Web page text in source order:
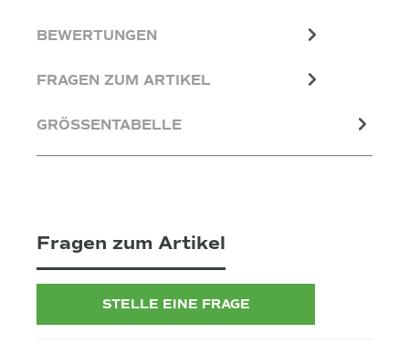
BEWERTUNGEN
FRAGEN ZUM ARTIKEL
GRÖSSENTABELLE
Fragen zum Artikel
STELLE EINE FRAGE